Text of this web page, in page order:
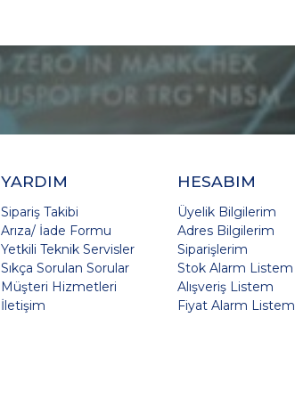
YARDIM
Sipariş Takibi
Arıza/ İade Formu
Yetkili Teknik Servisler
Sıkça Sorulan Sorular
Müşteri Hizmetleri
İletişim
HESABIM
Üyelik Bilgilerim
Adres Bilgilerim
Siparişlerim
Stok Alarm Listem
Alışveriş Listem
Fiyat Alarm Listem